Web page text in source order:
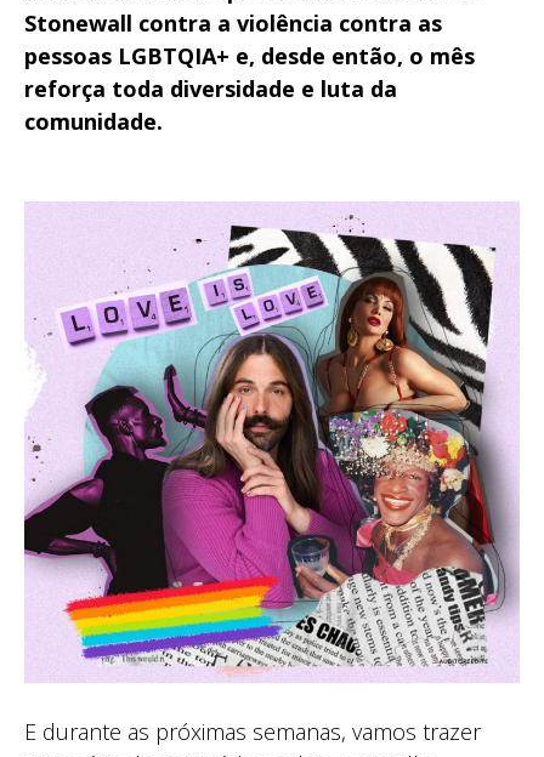
Stonewall contra a violência contra as
pessoas LGBTQIA+ e, desde então, o mês
reforça toda diversidade e luta da
comunidade.
E durante as próximas semanas, vamos trazer